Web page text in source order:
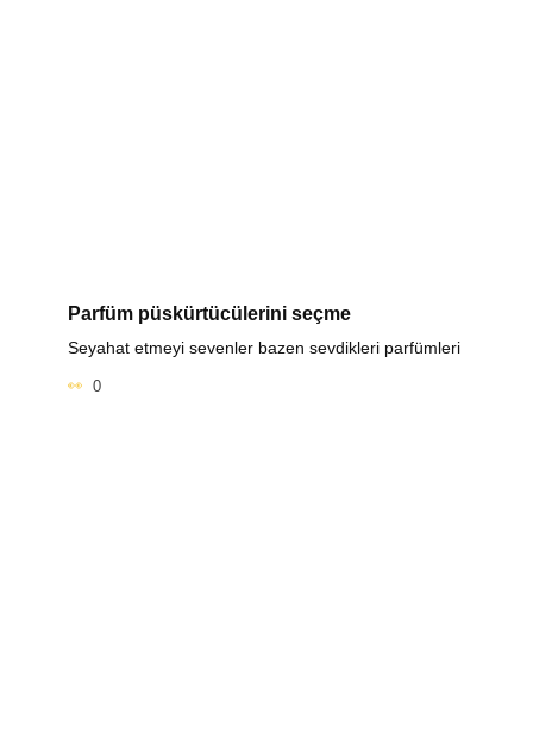
Parfüm püskürtücülerini seçme
Seyahat etmeyi sevenler bazen sevdikleri parfümleri
0